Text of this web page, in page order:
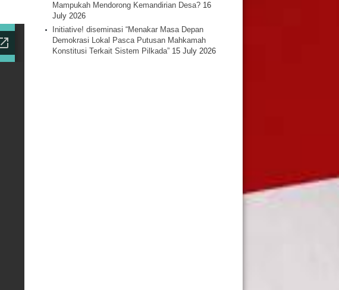
Mampukah Mendorong Kemandirian Desa? 16
July 2026
Initiative! diseminasi “Menakar Masa Depan
Demokrasi Lokal Pasca Putusan Mahkamah
Konstitusi Terkait Sistem Pilkada” 15 July 2026